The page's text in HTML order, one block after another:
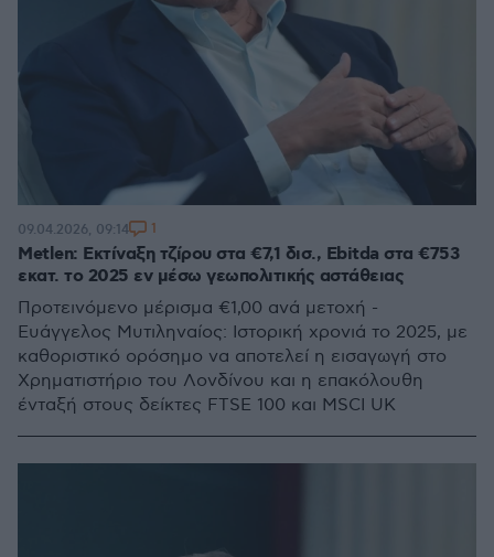
Metlen: Εκτίναξη τζίρου στα €7,1 δισ., Ebitda στα €753
εκατ. το 2025 εν μέσω γεωπολιτικής αστάθειας
Προτεινόμενο μέρισμα €1,00 ανά μετοχή -
Ευάγγελος Μυτιληναίος: Ιστορική χρονιά το 2025, με
καθοριστικό ορόσημο να αποτελεί η εισαγωγή στο
Χρηματιστήριο του Λονδίνου και η επακόλουθη
ένταξή στους δείκτες FTSE 100 και MSCI UK
09.04.2026, 09:14 1